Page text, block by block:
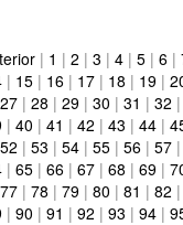
| 1 | 2 | 3 | 4 | 5 | 6 |
| 15 | 16 | 17 | 18 | 19 |
27 | 28 | 29 | 30 | 31 | 32 |
| 40 | 41 | 42 | 43 | 44 |
52 | 53 | 54 | 55 | 56 | 57 |
| 65 | 66 | 67 | 68 | 69 |
77 | 78 | 79 | 80 | 81 | 82 |
| 90 | 91 | 92 | 93 | 94 |